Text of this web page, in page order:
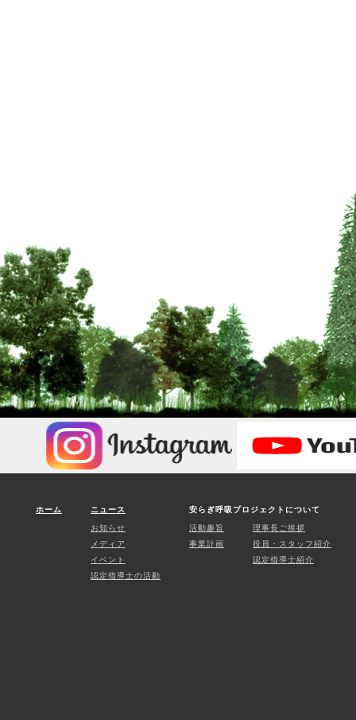
ホーム ニュース
お知らせ
メディア
イベント
認定指導士の活動
安らぎ呼吸プロジェクトについて
活動趣旨
事業計画
理事長ご挨拶
役員・スタッフ紹介
認定指導士紹介